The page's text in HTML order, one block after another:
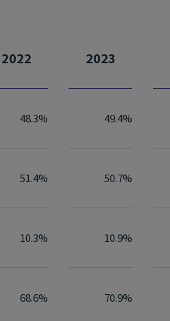
2022 2023
48.3% 49.4%
51.4% 50.7%
10.3% 10.9%
68.6% 70.9%